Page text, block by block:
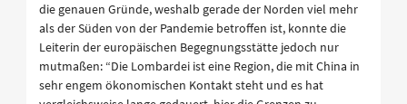
die genauen Gründe, weshalb gerade der Norden viel mehr
als der Süden von der Pandemie betroffen ist, konnte die
Leiterin der europäischen Begegnungsstätte jedoch nur
mutmaßen: “Die Lombardei ist eine Region, die mit China in
sehr engem ökonomischen Kontakt steht und es hat